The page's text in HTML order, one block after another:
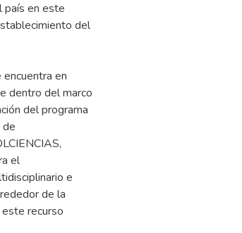
país en este
del
en
dentro del marco
del programa
el
e
de la
recurso